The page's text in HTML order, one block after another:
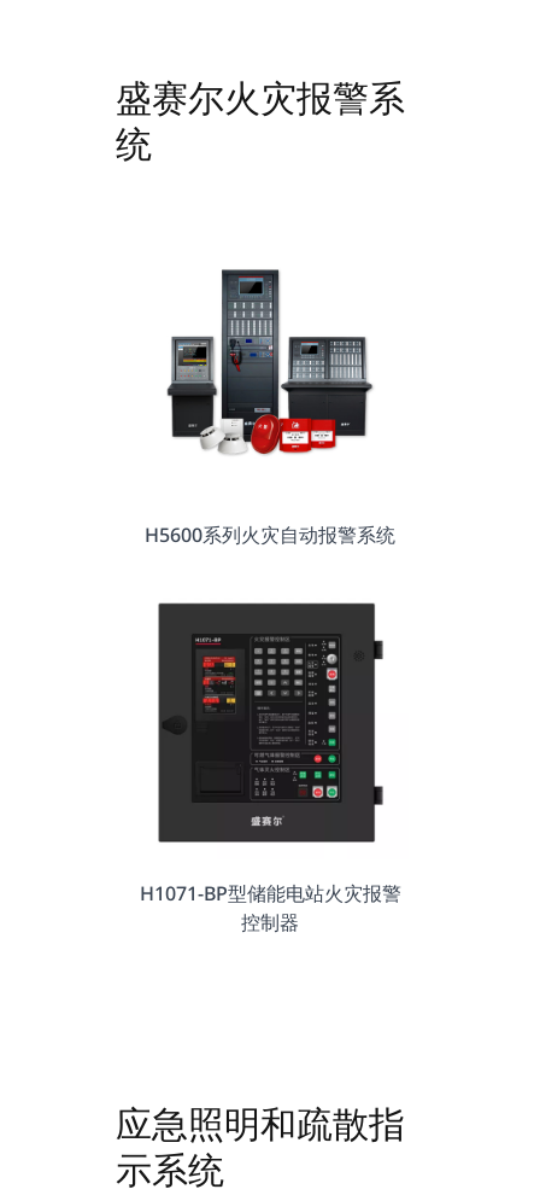
盛赛尔火灾报警系
统
H5600系列火灾自动报警系统
H1071-BP型储能电站火灾报警
控制器
应急照明和疏散指
示系统